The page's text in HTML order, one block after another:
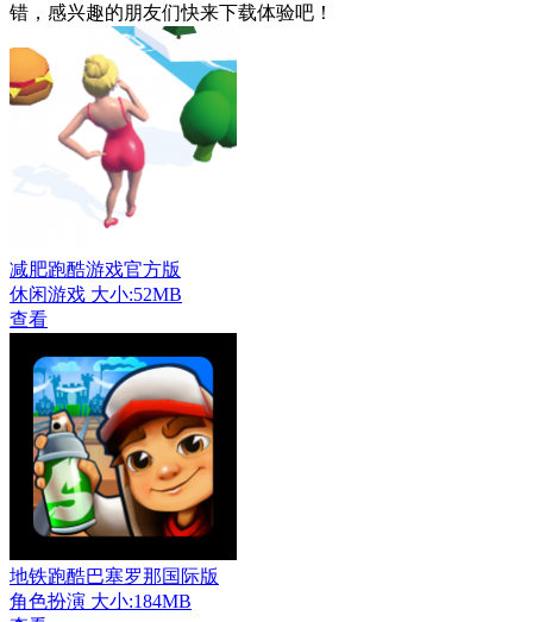
错，感兴趣的朋友们快来下载体验吧！
减肥跑酷游戏官方版
休闲游戏 大小:52MB
查看
地铁跑酷巴塞罗那国际版
角色扮演 大小:184MB